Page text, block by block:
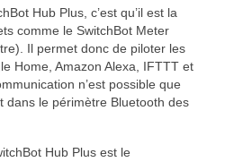
Hub Plus, c’est qu’il est la
comme le SwitchBot Meter
Il permet donc de piloter les
Home, Amazon Alexa, IFTTT et
n’est possible que
dans le périmètre Bluetooth des
Hub Plus est le